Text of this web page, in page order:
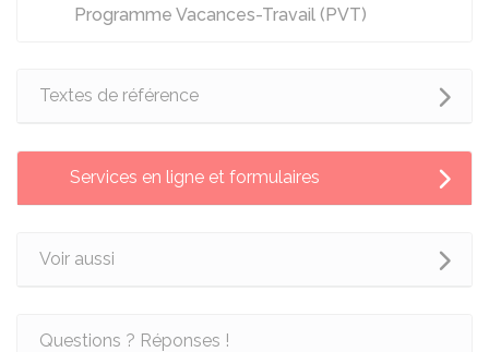
Programme Vacances-Travail (PVT)
Textes de référence
Services en ligne et formulaires
Voir aussi
Questions ? Réponses !